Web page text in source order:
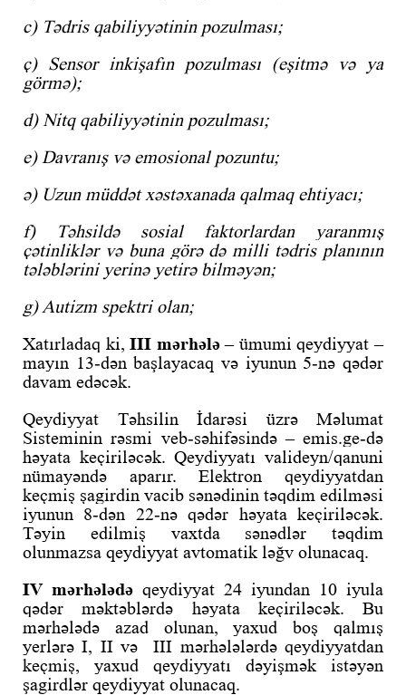
c) Tədris qabiliyyətinin pozulması;
ç) Sensor inkişafın pozulması (eşitmə və ya
görmə);
d) Nitq qabiliyyətinin pozulması;
e) Davranış və emosional pozuntu;
ə) Uzun müddət xəstəxanada qalmaq ehtiyacı;
f) Təhsildə sosial faktorlardan yaranmış
çətinliklər və buna görə də milli tədris planının
tələblərini yerinə yetirə bilməyən;
g) Autizm spektri olan;
Xatırladaq ki, III mərhələ– ümumi qeydiyyat –
mayın 13-dən başlayacaq və iyunun 5-nə qədər
davam edəcək.
Qeydiyyat Təhsilin İdarəsi üzrə Məlumat
Sisteminin rəsmi veb-səhifəsində – emis.ge-də
həyata keçiriləcək. Qeydiyyatı valideyn/qanuni
nümayəndə aparır. Elektron qeydiyyatdan
keçmiş şagirdin vacib sənədinin təqdim edilməsi
iyunun 8-dən 22-nə qədər həyata keçiriləcək.
Təyin edilmiş vaxtda sənədlər təqdim
olunmazsa qeydiyyat avtomatik ləğv olunacaq.
IV mərhələdə qeydiyyat 24 iyundan 10 iyula
qədər məktəblərdə həyata keçiriləcək. Bu
mərhələdə azad olunan, yaxud boş qalmış
yerlərə I, II və III mərhələlərdə qeydiyyatdan
keçmiş, yaxud qeydiyyatı dəyişmək istəyən
şagirdlər qeydiyyat olunacaq.